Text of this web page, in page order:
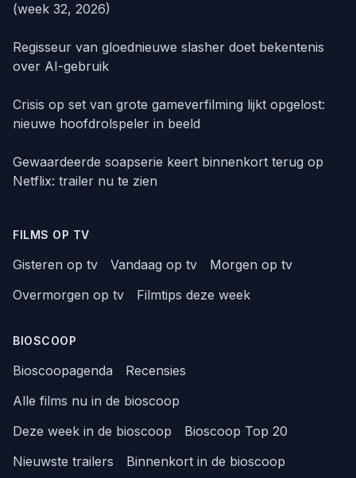
(week 32, 2026)
Regisseur van gloednieuwe slasher doet bekentenis
over AI-gebruik
Crisis op set van grote gameverfilming lijkt opgelost:
nieuwe hoofdrolspeler in beeld
Gewaardeerde soapserie keert binnenkort terug op
Netflix: trailer nu te zien
FILMS OP TV
Gisteren op tv Vandaag op tv
Morgen op tv
Overmorgen op tv
Filmtips deze week
BIOSCOOP
Bioscoopagenda
Recensies
Alle films nu in de bioscoop
Deze week in de bioscoop
Bioscoop Top 20
Nieuwste trailers
Binnenkort in de bioscoop